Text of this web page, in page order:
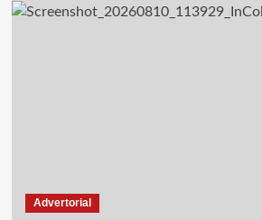
Advertorial